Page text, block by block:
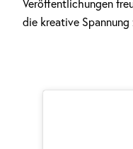
Veröffentlichungen
die kreative